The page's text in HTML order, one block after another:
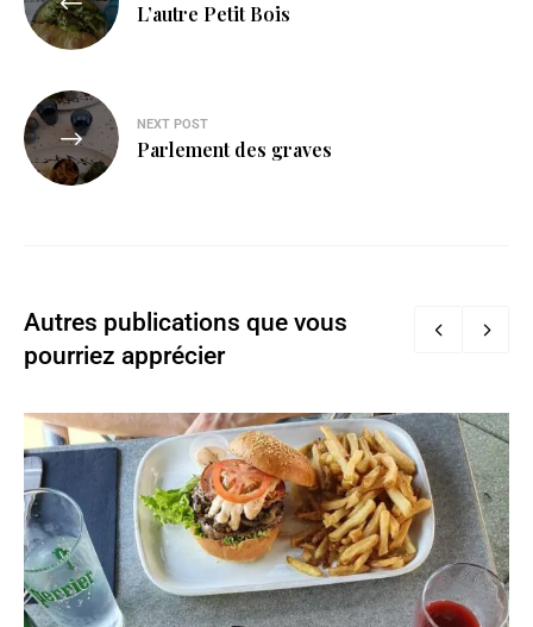
L’autre Petit Bois
NEXT POST
Parlement des graves
Autres publications que vous
pourriez apprécier